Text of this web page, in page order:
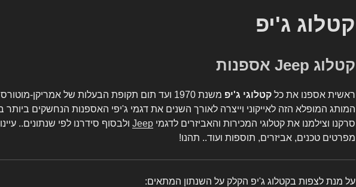
קטלוג ג'יפ
קטלוג Jeep אספנות
ראשית אספנו את כל קטלוגי ג'יפ
משנת 1970 ועד תום תקופת הבעלות של אמריקן-
המותג המופלא הזה לאייקוני וייצרה לאורך השנים את דגמי ג'יפי האספנות הנחשקים
סרקנו וצילמנו את קטלוגי המכירות והאביזרים לדגמי Jeep ולבסוף סידרנו לפי שנתונים..
מפרטים טכנים, אביזרים, תוספות ועוד.. תהנו!
על מנת לצפות בקטלוג ג'יפ הקלק על השנתון המתאים: